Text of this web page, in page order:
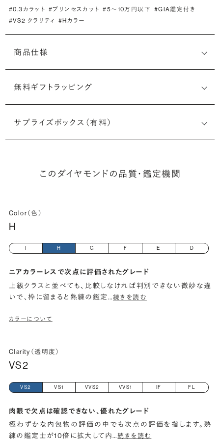
#0.3カラット #プリンセスカット #5〜10万円以下 #GIA鑑定付き
#VS2 クラリティ #Hカラー
商品仕様
無料ギフトラッピング
サプライズボックス（有料）
このダイヤモンドの品質・鑑定機関
Color（色）
H
H G F E D
ニアカラーレスで次点に評価されたグレード
上級クラスと並べても、比較しなければ判別できない微妙な違
いで、枠に留まると熟練の鑑定…続きを読む
カラーについて
Clarity（透明度）
VS2
VS2 VS1 VVS2 VVS1 IF FL
肉眼で欠点は確認できない、優れたグレード
極わずかな内包物の評価の中でも次点の評価を指します。熟
練の鑑定士が10倍に拡大して内…続きを読む